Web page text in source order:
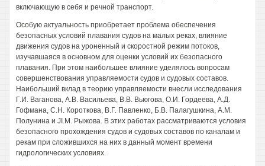
включающую в себя и речной транспорт.
Особую актуальность приобретает проблема обеспечения
безопасных условий плавания судов на малых реках, влияние
движения судов на уроненный и скоростной режим потоков,
изучавшаяся в основном для оценки условий их безопасного
плавания. При этом наибольшее влияние уделялось вопросам
совершенствования управляемости судов и судовых составов.
Наибольший вклад в теорию управляемости внесли исследования
Г.И. Ваганова, А.В. Васильева, В.В. Вьюгова, О.И. Гордеева, А.Д.
Гофмана, С.Н. Короткова, В.Г. Павленко, Б.В. Палагушкина, A.M.
Полунина и JI.M. Рыжова. В этих работах рассматриваются условия
безопасного прохождения судов и судовых составов по каналам и
рекам при сложившихся на них в данный момент времени
гидрологических условиях.